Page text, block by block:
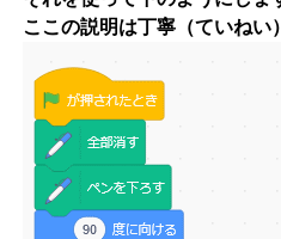
ここの説明は丁寧（ていねい